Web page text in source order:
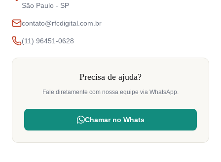
São Paulo - SP
contato@rfcdigital.com.br
(11) 96451-0628
Precisa de ajuda?
Fale diretamente com nossa equipe via WhatsApp.
Chamar no Whats